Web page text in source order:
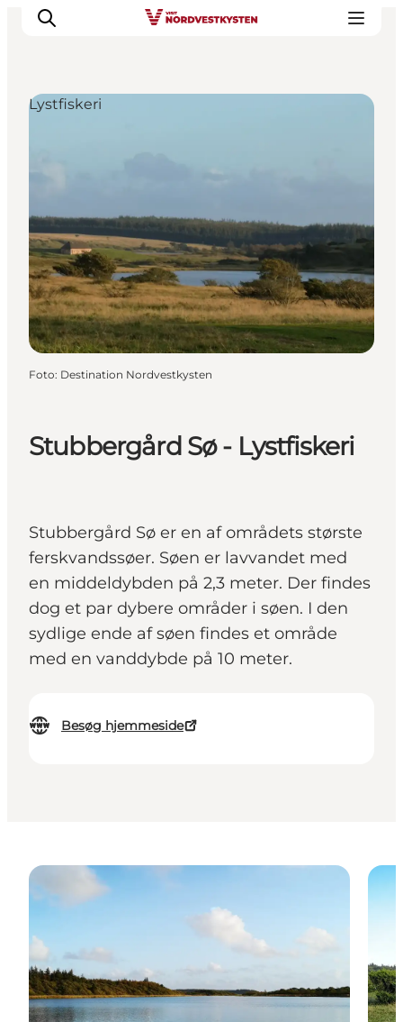
Inspiration
Events
Overnatning
Planlæg din ferie
Stubbergård Sø - Lystfiskeri
Stubbergård Sø er en af områdets største
ferskvandssøer. Søen er lavvandet med
en middeldybden på 2,3 meter. Der findes
dog et par dybere områder i søen. I den
sydlige ende af søen findes et område
med en vanddybde på 10 meter.
Besøg hjemmeside
Lystfiskeri
Foto: Destination Nordvestkysten